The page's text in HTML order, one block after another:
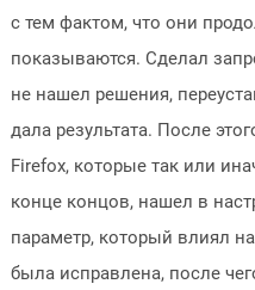
с тем фактом, что они
показываются. Сделал
не нашел решения,
дала результата. После
Firefox, которые так или
конце концов, нашел в
параметр, который влиял
была исправлена, после